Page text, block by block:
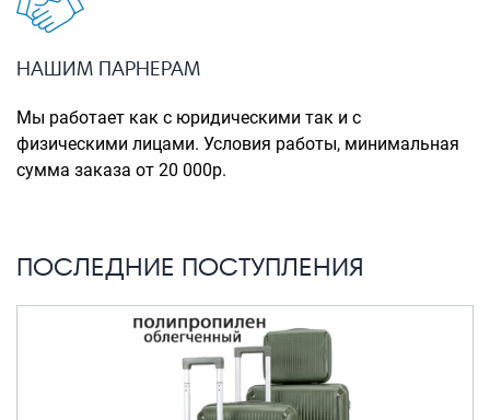
Аксессуары
Мешки для обуви
Пеналы для школы
Чемоданы оптом
Чемоданы на колесах
Чемоданы детские
Пилоты на колесах
НАШИМ ПАРНЕРАМ
Мы работает как с юридическими так и с
физическими лицами. Условия работы, минимальная
сумма заказа от 20 000р.
ПОСЛЕДНИЕ ПОСТУПЛЕНИЯ